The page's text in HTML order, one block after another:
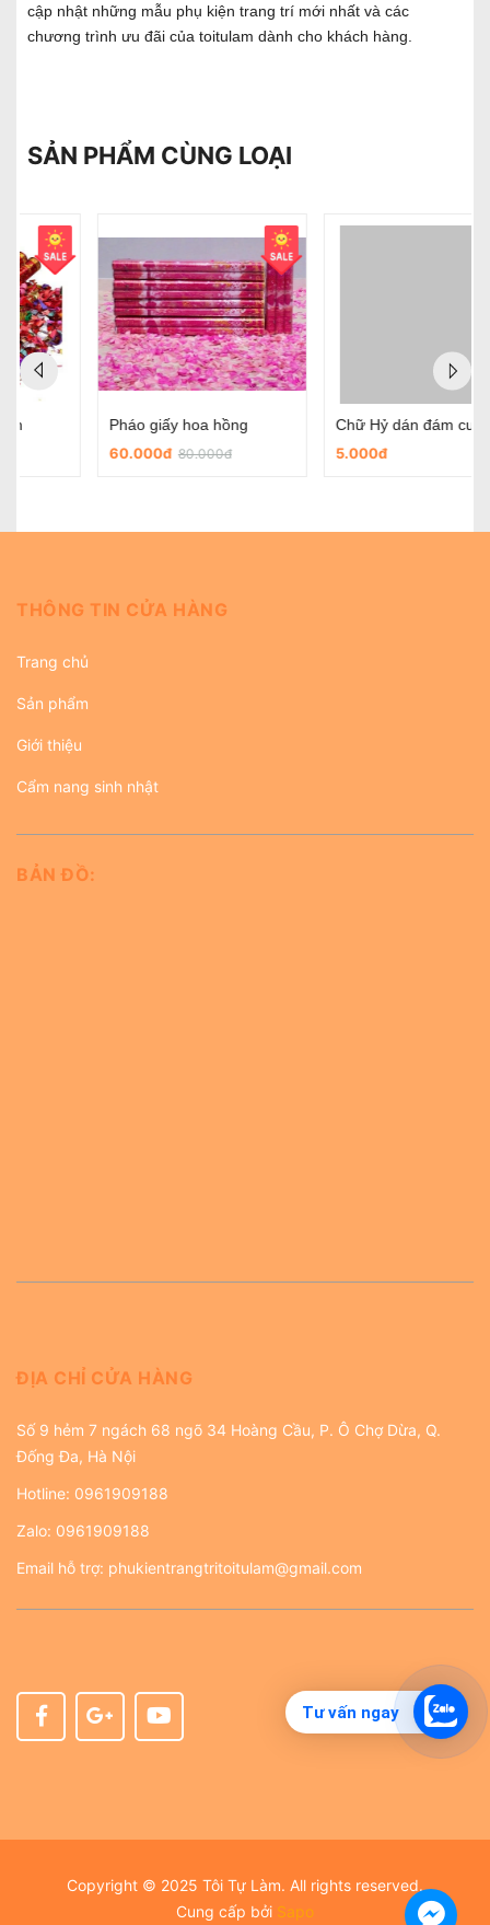
Tư vấn ngay
cập nhật những mẫu phụ kiện trang trí mới nhất và các
chương trình ưu đãi của toitulam dành cho khách hàng.
SẢN PHẨM CÙNG LOẠI
Chữ Hỷ dán đám cưới
Chữ hỷ nỉ tròn có sẵn keo dùng trong ngày cưới
THÔNG TIN CỬA HÀNG
Trang chủ
Sản phẩm
Giới thiệu
Cẩm nang sinh nhật
BẢN ĐỒ:
ĐỊA CHỈ CỬA HÀNG
Số 9 hẻm 7 ngách 68 ngõ 34 Hoàng Cầu, P. Ô Chợ Dừa, Q.
Đống Đa, Hà Nội
Hotline: 0961909188
Zalo: 0961909188
Email hỗ trợ: phukientrangtritoitulam@gmail.com
Copyright © 2025 Tôi Tự Làm. All rights reserved.
Cung cấp bởi Sapo